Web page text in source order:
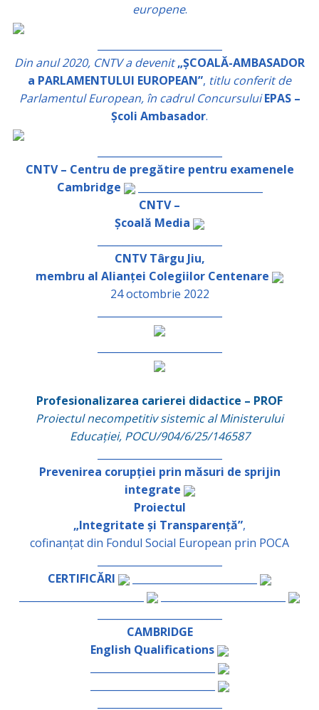
europene.
Din anul 2020, CNTV a devenit „ȘCOALĂ-AMBASADOR
a PARLAMENTULUI EUROPEAN”, titlu conferit de
Parlamentul European, în cadrul Concursului EPAS –
Școli Ambasador.
CNTV – Centru de pregătire pentru examenele
Cambridge
_________________________
CNTV –
Școală Media
CNTV Târgu Jiu,
membru al Alianței Colegiilor Centenare
24 octombrie 2022
Profesionalizarea carierei didactice – PROF
Proiectul necompetitiv sistemic al Ministerului
Educației, POCU/904/6/25/146587
Prevenirea corupției prin măsuri de sprijin
integrate
Proiectul
„Integritate și Transparență”,
cofinanțat din Fondul Social European prin POCA
CERTIFICĂRI
CAMBRIDGE
English Qualifications